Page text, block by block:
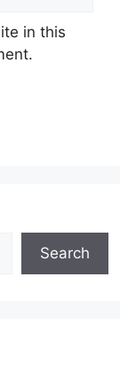
in this
Search